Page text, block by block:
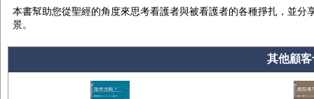
本書幫助您從聖經的角度來思考看護者與被看護者的各種掙扎，並
景。
其他顧